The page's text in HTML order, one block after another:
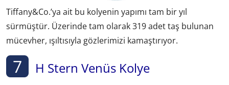
Tiffany&Co.’ya ait bu kolyenin yapımı tam bir yıl
sürmüştür. Üzerinde tam olarak 319 adet taş bulunan
mücevher, ışıltısıyla gözlerimizi kamaştırıyor.
7 H Stern Venüs Kolye